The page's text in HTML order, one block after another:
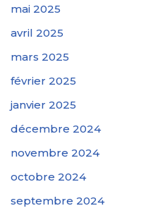
mai 2025
avril 2025
mars 2025
février 2025
janvier 2025
décembre 2024
novembre 2024
octobre 2024
septembre 2024